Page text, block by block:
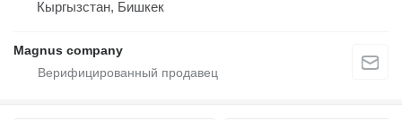
Кыргызстан, Бишкек
Magnus company